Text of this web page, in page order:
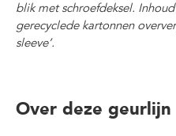
blik met schroefdeksel.
gerecyclede kartonnen
sleeve’.
Over deze geurlijn